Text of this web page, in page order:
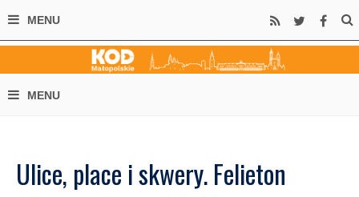
Ulice, place i skwery. Felieton